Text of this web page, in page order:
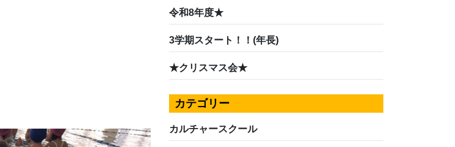
令和8年度★
3学期スタート！！(年長)
★クリスマス会★
カテゴリー
カルチャースクール